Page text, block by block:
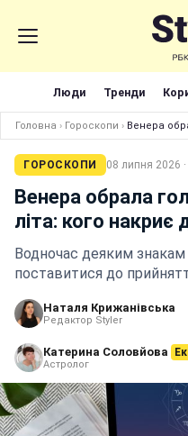
Люди Тренди
Головна › Гороскопи › Венера
ГОРОСКОПИ 08 липня 2026
Венера обрала
літа: кого
Водночас деяким
поставитися до
Наталя Крижанівська
Редактор Styler
Катерина Соловйова
Астролог